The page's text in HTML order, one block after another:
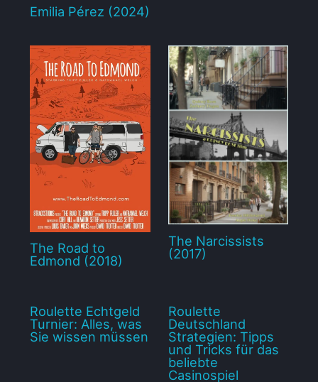
Emilia Pérez (2024)
The Road to
Edmond (2018)
The Narcissists
(2017)
Roulette Echtgeld
Turnier: Alles, was
Sie wissen müssen
Roulette
Deutschland
Strategien: Tipps
und Tricks für das
beliebte
Casinospiel